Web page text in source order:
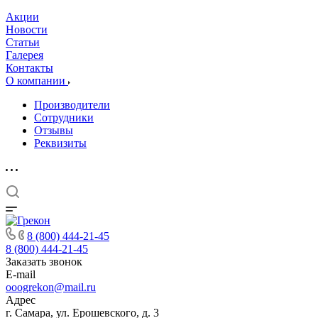
Акции
Новости
Статьи
Галерея
Контакты
О компании
Производители
Сотрудники
Отзывы
Реквизиты
8 (800) 444-21-45
8 (800) 444-21-45
Заказать звонок
E-mail
ooogrekon@mail.ru
Адрес
г. Самара, ул. Ерошевского, д. 3